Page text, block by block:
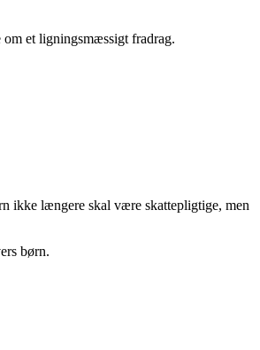
et ligningsmæssigt fradrag.
ikke længere skal være skattepligtige, men
børn.